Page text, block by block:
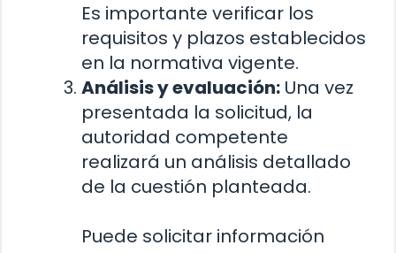
Es importante verificar los
requisitos y plazos establecidos
en la normativa vigente.
Análisis y evaluación: Una vez
presentada la solicitud, la
autoridad competente
realizará un análisis detallado
de la cuestión planteada.
Puede solicitar información